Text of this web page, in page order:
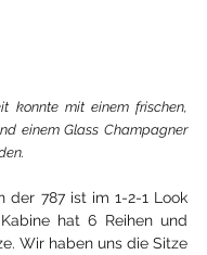
konnte mit einem frischen,
einem Glass Champagner
der 787 ist im 1-2-1 Look
hat 6 Reihen und
Wir haben uns die Sitze